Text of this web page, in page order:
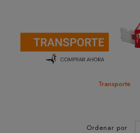
Transporte
Ordenar por